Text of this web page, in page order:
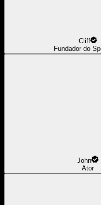
Cliff
Fundador do
John
Ator